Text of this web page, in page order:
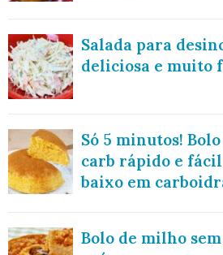
Salada para
deliciosa e muito
Só 5 minutos!
carb rápido e
baixo em
Bolo de milho